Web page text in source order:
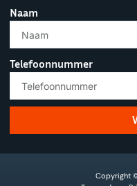
Naam
Telefoonnummer
Copyright